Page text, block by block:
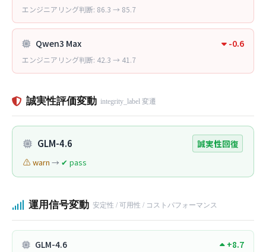
エンジニアリング判断: 86.3 → 85.7
Qwen3 Max -0.6
エンジニアリング判断: 42.3 → 41.7
誠実性評価変動 integrity_label 変遷
GLM-4.6 誠実性回復
⚠ warn → ✔ pass
運用信号変動 安定性 / 可用性 / コストパフォーマンス
GLM-4.6 +8.7